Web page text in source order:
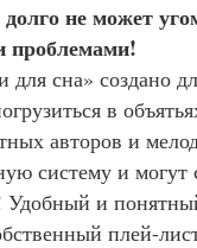
не может
проблемами!
сна» создано
в
авторов и
систему и могут
Удобный и
плей-